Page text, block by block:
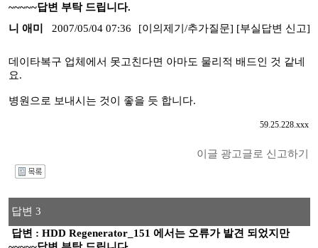
~~~~~답변 부탁 드립니다.
니 애미
2007/05/04 07:36 [이의제기/추가질문] [부실답변 신고]
데이타복구 업체에서 못고친다면 아마도 물리적 배드인 것 같네
요.
병원으로 보내시는 것이 좋을 듯 합니다.
59.25.228.xxx
이글 광고글로 신고하기
답변 3
답변 : HDD Regenerator_151 에서는 오류가 발견 되었지만